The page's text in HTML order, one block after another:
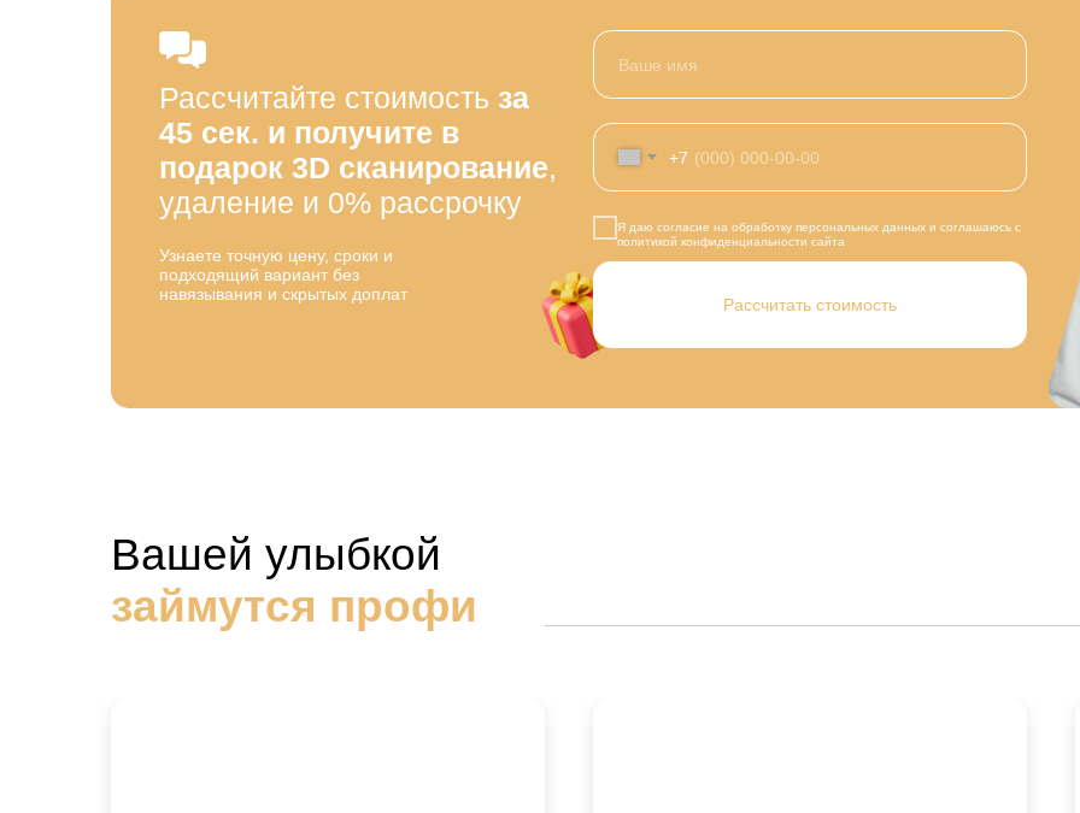
Рассчитайте стоимость за
45 сек. и получите в
подарок 3D сканирование,
удаление и 0% рассрочку
Узнаете точную цену, сроки и
подходящий вариант без
навязывания и скрытых доплат
+7
Я даю согласие на обработку персональных данных и соглашаюсь с
политикой конфиденциальности сайта
Рассчитать стоимость
Вашей улыбкой
займутся профи